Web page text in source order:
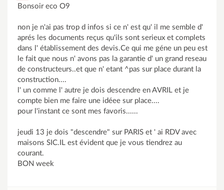
Bonsoir eco O9
non je n'ai pas trop d infos si ce n' est qu' il me semble d'
aprés les documents reçus qu'ils sont serieux et complets
dans l' établissement des devis.Ce qui me géne un peu est
le fait que nous n' avons pas la garantie d' un grand reseau
de constructeurs..et que n' etant ^pas sur place durant la
construction....
l' un comme l' autre je dois descendre en AVRIL et je
compte bien me faire une idéee sur place....
pour l'instant ce sont mes favoris......
jeudi 13 je dois "descendre" sur PARIS et ' ai RDV avec
maisons SIC.IL est évident que je vous tiendrez au
courant.
BON week